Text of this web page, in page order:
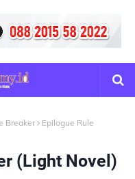
Breaker
Epilogue Rule
(Light Novel)